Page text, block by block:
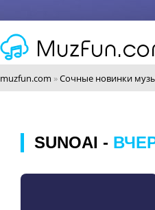
muzfun.com »Сочные новинки
SUNOAI -